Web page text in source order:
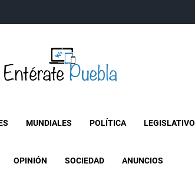
MUNDIALES POLÍTICA LEGISLATIVO
OPINIÓN SOCIEDAD ANUNCIOS